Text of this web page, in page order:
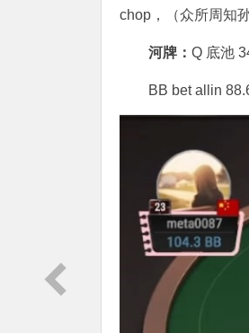
chop，（众所周知
河牌： Q 底池
BB bet allin